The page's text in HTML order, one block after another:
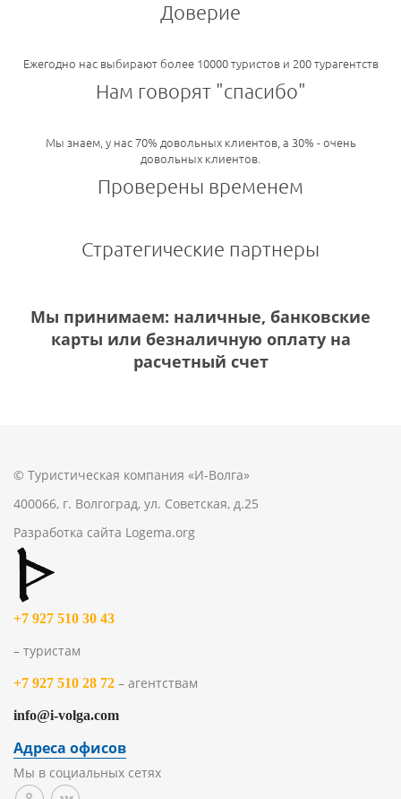
Доверие
Ежегодно нас выбирают более 10000 туристов и 200 турагентств
Нам говорят "спасибо"
Мы знаем, у нас 70% довольных клиентов, а 30% - очень
довольных клиентов.
Проверены временем
Стратегические партнеры
Мы принимаем: наличные, банковские
карты или безналичную оплату на
расчетный счет
© Туристическая компания «И-Волга»
400066, г. Волгоград, ул. Советская, д.25
Разработка сайта Logema.org
+7 927 510 30 43
– туристам
+7 927 510 28 72 – агентствам
info@i-volga.com
Адреса офисов
Мы в социальных сетях